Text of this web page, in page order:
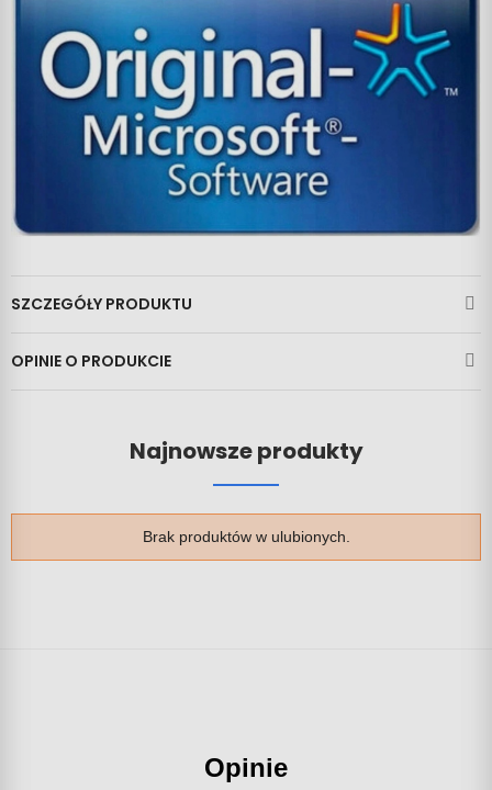
SZCZEGÓŁY PRODUKTU
OPINIE O PRODUKCIE
Najnowsze produkty
Brak produktów w ulubionych.
Opinie